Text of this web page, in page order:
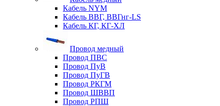
Кабель NYM
Кабель ВВГ, ВВГнг-LS
Кабель КГ, КГ-ХЛ
Провод медный
Провод ПВС
Провод ПуВ
Провод ПуГВ
Провод РКГМ
Провод ШВВП
Провод РПШ